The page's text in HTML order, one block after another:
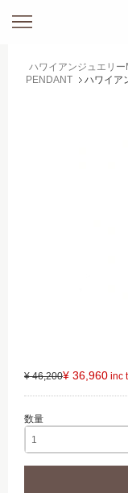
ハワイアンジュエリー
PENDANT
ハワイア
¥ 46,200¥ 36,960